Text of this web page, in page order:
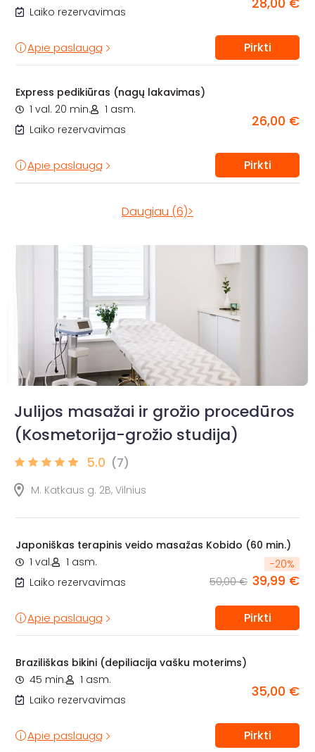
Laiko rezervavimas
Apie paslaugą Pirkti
Express pedikiūras (nagų lakavimas)
1 val. 20 min.
1 asm.
Laiko rezervavimas
26,00 €
Apie paslaugą Pirkti
Daugiau (6)>
Julijos masažai ir grožio procedūros
(Kosmetorija-grožio studija)
5.0 (7)
M. Katkaus g. 2B, Vilnius
Japoniškas terapinis veido masažas Kobido (60 min.)
1 val.
1 asm.
Laiko rezervavimas
-20%
50,00 € 39,99 €
Apie paslaugą Pirkti
Braziliškas bikini (depiliacija vašku moterims)
45 min.
1 asm.
Laiko rezervavimas
35,00 €
Apie paslaugą Pirkti